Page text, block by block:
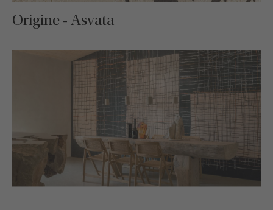
Origine - Asvata